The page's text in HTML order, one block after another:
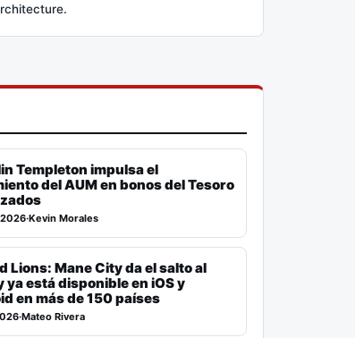
Templeton impulsa el
del AUM en bonos del Tesoro
·Kevin Morales
Lions: Mane City da el salto al
ya está disponible en iOS y
en más de 150 países
·Mateo Rivera